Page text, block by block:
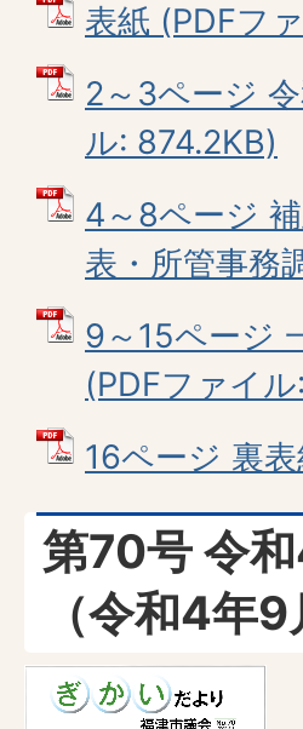
表紙 (PDFフ
2～3ページ
ル: 874.2KB)
4～8ページ
表・所管事務
9～15ページ
(PDFファイ
16ページ 裏
第70号 令
（令和4年9